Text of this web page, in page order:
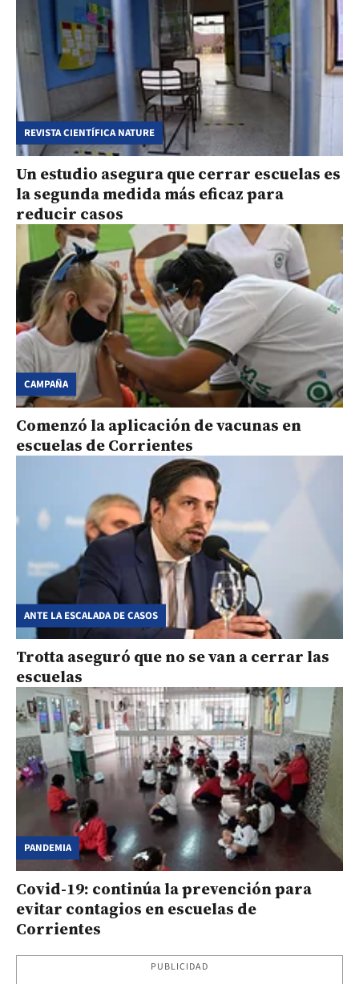
REVISTA CIENTÍFICA NATURE
Un estudio asegura que cerrar escuelas es
la segunda medida más eficaz para
reducir casos
CAMPAÑA
Comenzó la aplicación de vacunas en
escuelas de Corrientes
ANTE LA ESCALADA DE CASOS
Trotta aseguró que no se van a cerrar las
escuelas
PANDEMIA
Covid-19: continúa la prevención para
evitar contagios en escuelas de
Corrientes
PUBLICIDAD